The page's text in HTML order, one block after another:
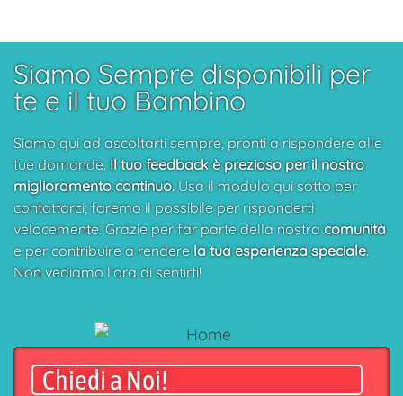
Siamo Sempre disponibili per
te e il tuo Bambino
Siamo qui ad ascoltarti sempre, pronti a rispondere alle
tue domande. Il tuo feedback è prezioso per il nostro
miglioramento continuo.Usa il modulo qui sotto per
contattarci; faremo il possibile per risponderti
velocemente. Grazie per far parte della nostracomunità
e per contribuire a rendere la tua esperienza speciale.
Non vediamo l’ora di sentirti!
Chiedi a Noi!